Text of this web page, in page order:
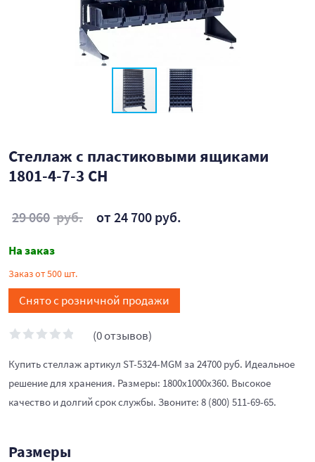
Стеллаж с пластиковыми ящиками
1801-4-7-3 CH
29 060 руб. от 24 700 руб.
На заказ
Заказ от 500 шт.
Снято с розничной продажи
(0 отзывов)
Купить стеллаж артикул ST-5324-MGM за 24700 руб. Идеальное
решение для хранения. Размеры: 1800x1000x360. Высокое
качество и долгий срок службы. Звоните: 8 (800) 511-69-65.
Размеры